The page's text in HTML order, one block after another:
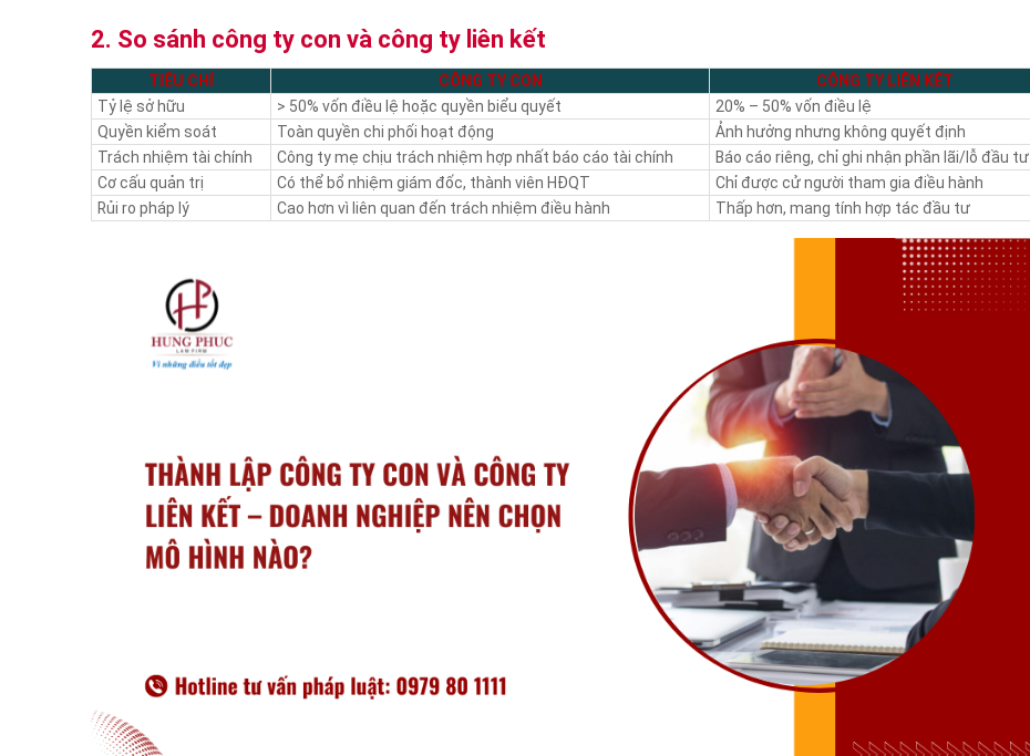
2. So sánh công ty con và công ty liên kết
TIÊU CHÍ CÔNG TY CON
CÔNG TY LIÊN KẾT
Tỷ lệ sở hữu
> 50% vốn điều lệ hoặc quyền biểu quyết
20% – 50% vốn điều lệ
Quyền kiểm soát
Toàn quyền chi phối hoạt động
Ảnh hưởng nhưng không quyết định
Trách nhiệm tài chính
Công ty mẹ chịu trách nhiệm hợp nhất báo cáo tài chính
Báo cáo riêng, chỉ ghi nhận phần lãi/lỗ đầu tư
Cơ cấu quản trị
Có thể bổ nhiệm giám đốc, thành viên HĐQT
Chỉ được cử người tham gia điều hành
Rủi ro pháp lý
Cao hơn vì liên quan đến trách nhiệm điều hành Thấp hơn, mang tính hợp tác đầu tư